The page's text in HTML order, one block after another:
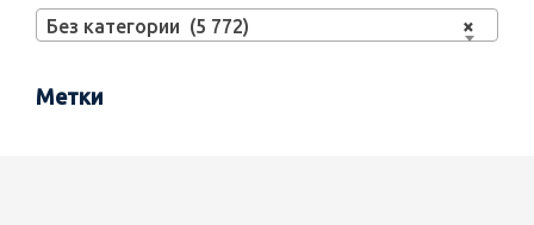
×
Без категории (5 772)
Метки